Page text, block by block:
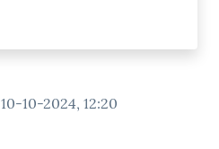
10-10-2024, 12:20